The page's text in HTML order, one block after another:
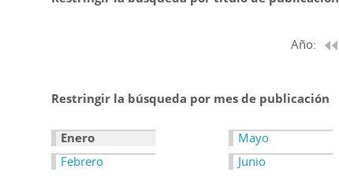
Año:
Restringir la búsqueda por mes de publicación
Enero
Febrero
Mayo
Junio